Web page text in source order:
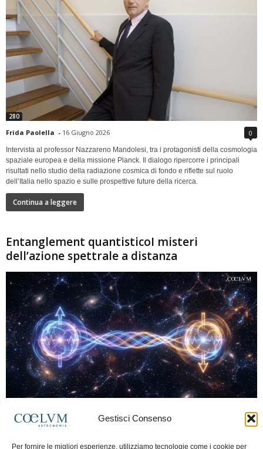
Gestisci Consenso
Per fornire le migliori esperienze, utilizziamo tecnologie come i cookie per
280
Frida Paolella - 16 Giugno 2026 0
Intervista al professor Nazzareno Mandolesi, tra i protagonisti della cosmologia
spaziale europea e della missione Planck. Il dialogo ripercorre i principali
risultati nello studio della radiazione cosmica di fondo e riflette sul ruolo
dell’Italia nello spazio e sulle prospettive future della ricerca.
Continua a leggere
Entanglement quantisticoI misteri
dell’azione spettrale a distanza
Marco Lorrai - 15 Giugno 2026 0
moderna: due particelle possono mostrare correlazioni che sembrano ignorare